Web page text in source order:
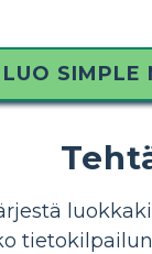
LUO SIMPLE